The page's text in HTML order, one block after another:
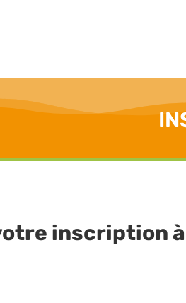
inscription